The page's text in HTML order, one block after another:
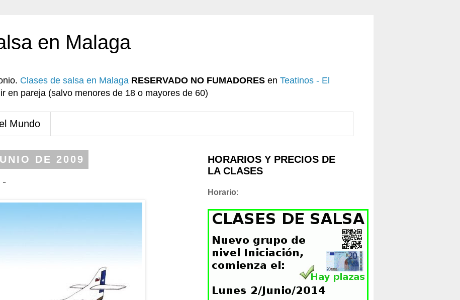
en Malaga
Clases de salsa en Malaga RESERVADO NO FUMADORES en Teatinos - El
en pareja (salvo menores de 18 o mayores de 60)
Mundo
DE 2009
-
HORARIOS Y PRECIOS DE
LA CLASES
Horario: